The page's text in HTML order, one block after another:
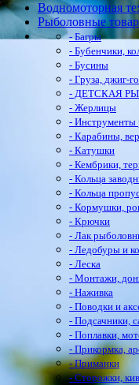
Водномоторная
Рыболовные
- Багры
- Бубенчики,
- Бусины
- Груза, джиг-
- ДЕТСКАЯ
- Жерлицы
- Инструменты
- Карабины,
- Катушки
- Кембрики,
- Кольца
- Кольца
- Кормушки,
- Крючки
- Лак
- Ледобуры и
- Леска
- Монтажи,
- Наживка
- Поводки и
- Подсачники,
- Поплавки,
- Прикормка,
- Приманки
- Сторожки,